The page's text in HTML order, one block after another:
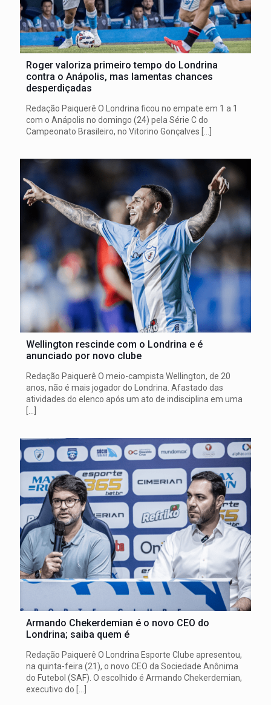
Roger valoriza primeiro tempo do Londrina
contra o Anápolis, mas lamentas chances
desperdiçadas
Redação Paiquerê O Londrina ficou no empate em 1 a 1
com o Anápolis no domingo (24) pela Série C do
Campeonato Brasileiro, no Vitorino Gonçalves
Wellington rescinde com o Londrina e é
anunciado por novo clube
Redação Paiquerê O meio-campista Wellington, de 20
anos, não é mais jogador do Londrina. Afastado das
atividades do elenco após um ato de indisciplina em uma
[…]
Armando Chekerdemian é o novo CEO do
Londrina; saiba quem é
Redação Paiquerê O Londrina Esporte Clube apresentou,
na quinta-feira (21), o novo CEO da Sociedade Anônima
do Futebol (SAF). O escolhido é Armando Chekerdemian,
executivo do